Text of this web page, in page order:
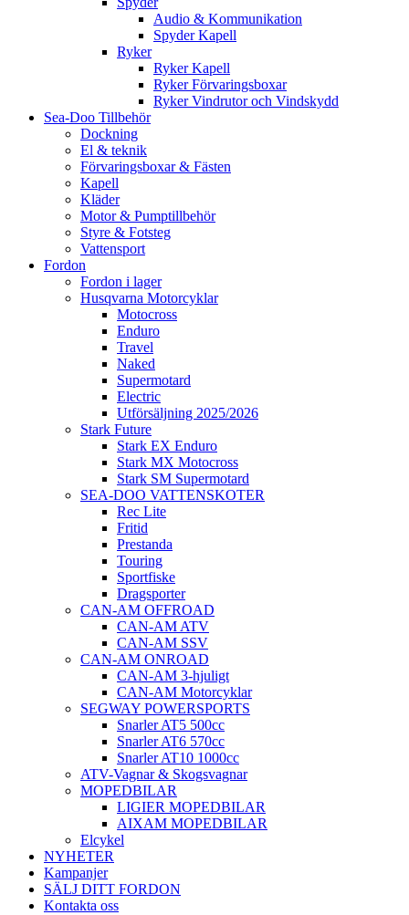
Audio & Kommunikation
Spyder Kapell
Ryker
Ryker Kapell
Ryker Förvaringsboxar
Ryker Vindrutor och Vindskydd
Sea-Doo Tillbehör
Dockning
El & teknik
Förvaringsboxar & Fästen
Kapell
Kläder
Motor & Pumptillbehör
Styre & Fotsteg
Vattensport
Fordon
Fordon i lager
Husqvarna Motorcyklar
Motocross
Enduro
Travel
Naked
Supermotard
Electric
Utförsäljning 2025/2026
Stark Future
Stark EX Enduro
Stark MX Motocross
Stark SM Supermotard
SEA-DOO VATTENSKOTER
Rec Lite
Fritid
Prestanda
Touring
Sportfiske
Dragsporter
CAN-AM OFFROAD
CAN-AM ATV
CAN-AM SSV
CAN-AM ONROAD
CAN-AM 3-hjuligt
CAN-AM Motorcyklar
SEGWAY POWERSPORTS
Snarler AT5 500cc
Snarler AT6 570cc
Snarler AT10 1000cc
ATV-Vagnar & Skogsvagnar
MOPEDBILAR
LIGIER MOPEDBILAR
AIXAM MOPEDBILAR
Elcykel
NYHETER
Kampanjer
SÄLJ DITT FORDON
Kontakta oss